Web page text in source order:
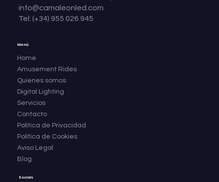
Menú
Home
Amusement Rides
Quienes somos
Digital Lighting
Servicios
Contacto
Política de Privacidad
Política de Cookies
Aviso Legal
Blog
info@camaleonled.com
Tel: (+34) 955 026 945
Socials